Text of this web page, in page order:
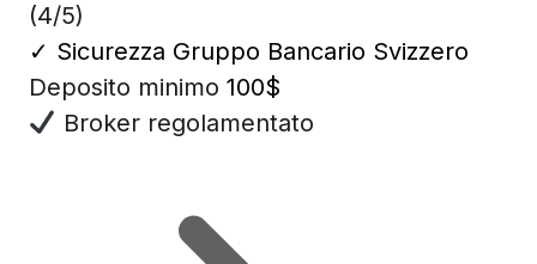
(4/5)
✓ Sicurezza Gruppo Bancario Svizzero
Deposito minimo 100$
Broker regolamentato